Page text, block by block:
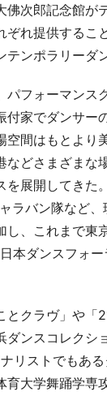
佛次郎記念館が
ぞれ提供するこ
テンポラリーダ
フォーマンス
付家でダンサー
空間はもとより
などさまざまな
を展開してきた
ラバン隊など
し、これまで東
本ダンスフォ
クラヴ」や「
ダンスコレクシ
リストでもあ
育大学舞踊学専